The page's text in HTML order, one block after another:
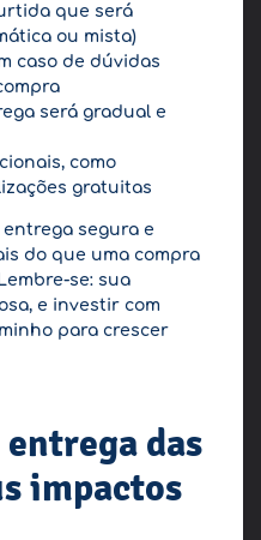
que será
ou mista)
caso de dúvidas
será gradual e
como
gratuitas
segura e
do que uma compra
se: sua
e investir com
para crescer
das
impactos